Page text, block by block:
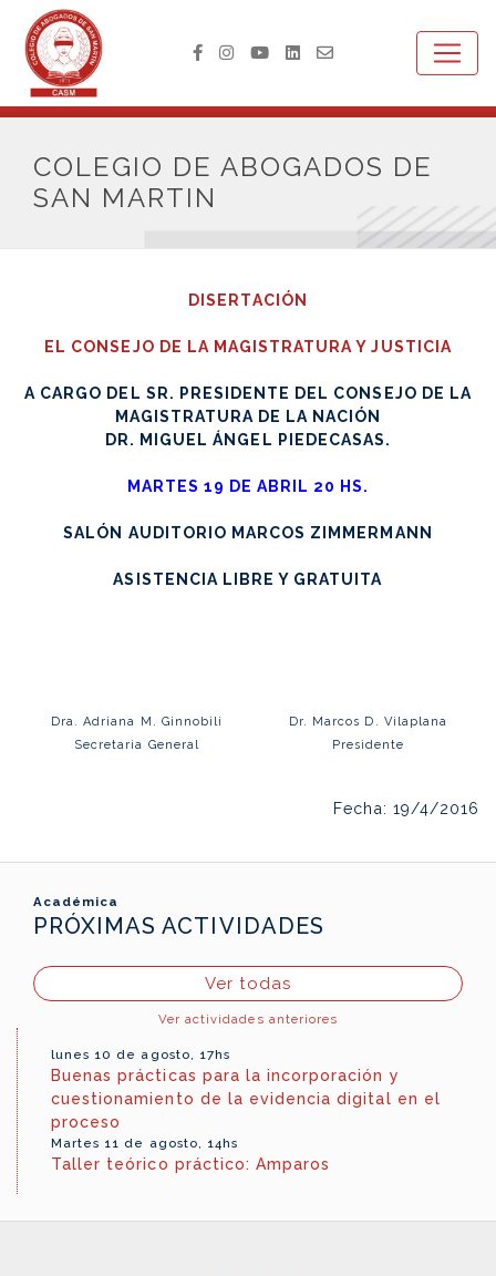
COLEGIO DE ABOGADOS DE
SAN MARTIN
DISERTACIÓN
EL CONSEJO DE LA MAGISTRATURA Y JUSTICIA
A CARGO DEL SR. PRESIDENTE DEL CONSEJO DE LA
MAGISTRATURA DE LA NACIÓN
DR. MIGUEL ÁNGEL PIEDECASAS.
MARTES 19 DE ABRIL 20 HS.
SALÓN AUDITORIO MARCOS ZIMMERMANN
ASISTENCIA LIBRE Y GRATUITA
Dra. Adriana M. Ginnobili
Secretaria General
Dr. Marcos D. Vilaplana
Presidente
Fecha: 19/4/2016
Académica
PRÓXIMAS ACTIVIDADES
Ver todas
Ver actividades anteriores
lunes 10 de agosto, 17hs
Buenas prácticas para la incorporación y
cuestionamiento de la evidencia digital en el
proceso
Martes 11 de agosto, 14hs
Taller teórico práctico: Amparos